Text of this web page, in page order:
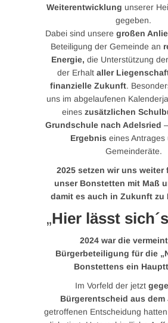
Weiterentwicklung unserer
gegeben.
Dabei sind unsere großen
Beteiligung der Gemeinde an
Energie, die Unterstützung der
der Erhalt aller
finanzielle Zukunft.
uns im abgelaufenen
eines zusätzlichen
Grundschule nach Adelsried
Ergebnis eines Antrages
Gemeinderäte.
2025 setzen wir uns weiter
unser Bonstetten mit Maß
damit es auch in Zukunft zu
„Hier lässt
2024 war die
Bürgerbeteiligung für die
Bonstettens ein
Im Vorfeld der jetzt
Bürgerentscheid aus dem
getroffenen Entscheidung